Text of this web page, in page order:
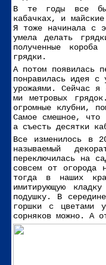
В те годы все
кабачках, и
Я тоже начинала с
умела делать
полученные
грядки.
А потом появилась
понравилась идея с
урожаями. Сейчас я
ми метровых
огромные клубни,
Самое смешное, что
а съесть десятки
Все изменилось в
называемый
переключилась на
совсем от огорода
тогда в наших
имитирующую
подушку. В
горшки с цветами
сорняков можно. А